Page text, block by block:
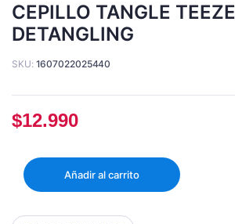
CEPILLO TANGLE
DETANGLING
SKU: 1607022025440
$12.990
Añadir al carrito